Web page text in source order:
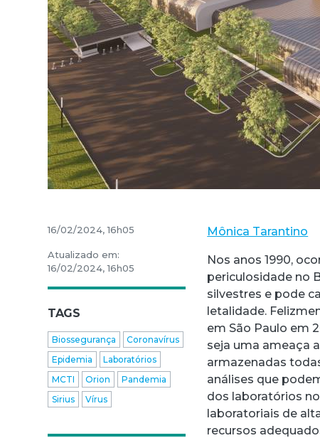
Mônica Tarantino
Nos anos 1990,
periculosidade no
silvestres e pode
letalidade.
em São Paulo em
seja uma ameaça
armazenadas
análises que
dos laboratórios
laboratoriais de
recursos
16/02/2024, 16h05
Atualizado em:
16/02/2024, 16h05
TAGS
Biossegurança
Coronavírus
Epidemia
Laboratórios
MCTI
Orion
Pandemia
Sirius
Vírus